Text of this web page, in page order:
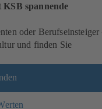
spannende
oder Berufseinsteiger
und finden Sie